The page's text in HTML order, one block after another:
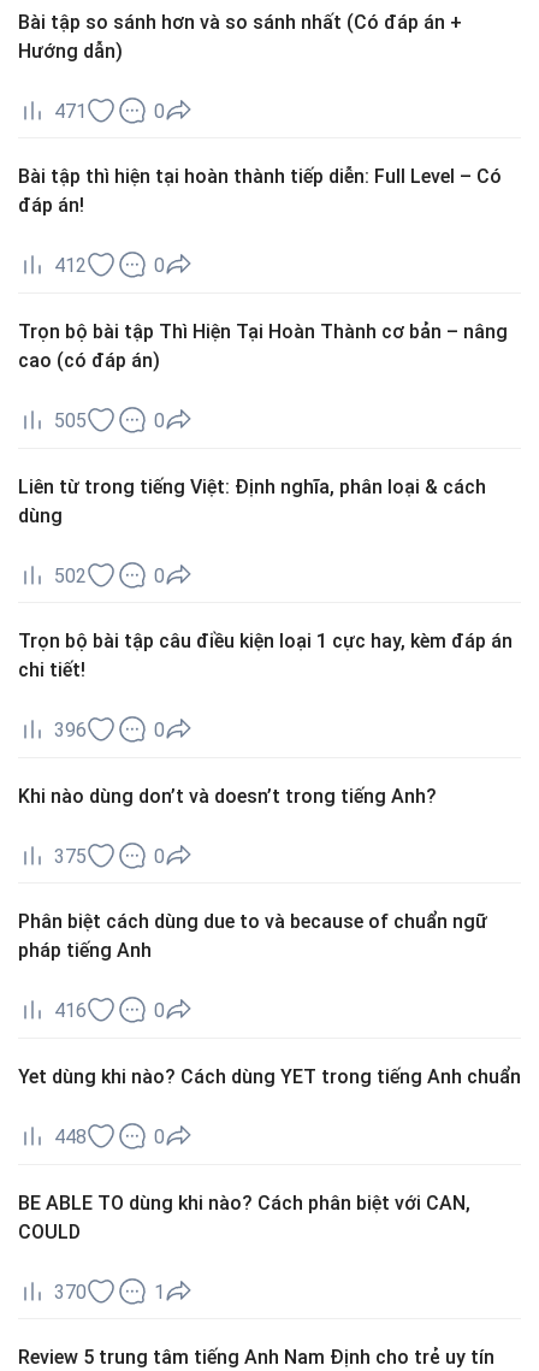
Bài tập so sánh hơn và so sánh nhất (Có đáp án +
Hướng dẫn)
471 0
Bài tập thì hiện tại hoàn thành tiếp diễn: Full Level – Có
đáp án!
412 0
Trọn bộ bài tập Thì Hiện Tại Hoàn Thành cơ bản – nâng
cao (có đáp án)
505 0
Liên từ trong tiếng Việt: Định nghĩa, phân loại & cách
dùng
502 0
Trọn bộ bài tập câu điều kiện loại 1 cực hay, kèm đáp án
chi tiết!
396 0
Khi nào dùng don’t và doesn’t trong tiếng Anh?
375 0
Phân biệt cách dùng due to và because of chuẩn ngữ
pháp tiếng Anh
416 0
Yet dùng khi nào? Cách dùng YET trong tiếng Anh chuẩn
448 0
BE ABLE TO dùng khi nào? Cách phân biệt với CAN,
COULD
370 1
Review 5 trung tâm tiếng Anh Nam Định cho trẻ uy tín